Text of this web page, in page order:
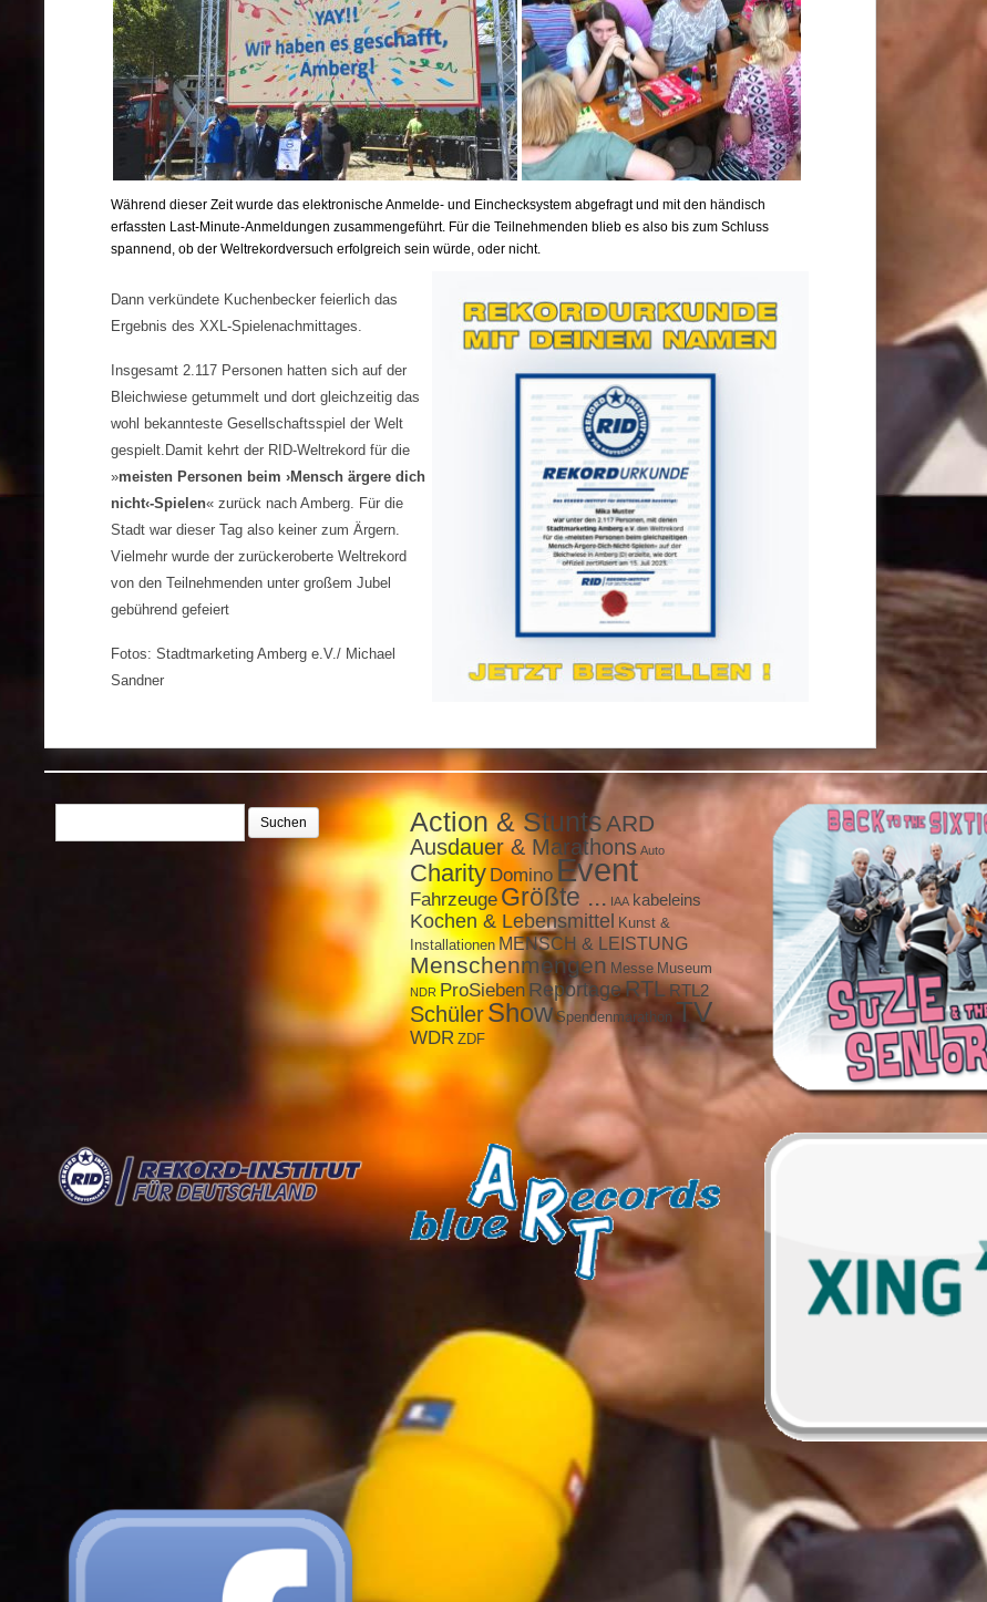
Während dieser Zeit wurde das elektronische Anmelde- und Einchecksystem abgefragt und mit den händisch
erfassten Last-Minute-Anmeldungen zusammengeführt. Für die Teilnehmenden blieb es also bis zum Schluss
spannend, ob der Weltrekordversuch erfolgreich sein würde, oder nicht.
Dann verkündete Kuchenbecker feierlich das
Ergebnis des XXL-Spielenachmittages.
Insgesamt 2.117 Personen hatten sich auf der
Bleichwiese getummelt und dort gleichzeitig das
wohl bekannteste Gesellschaftsspiel der Welt
gespielt.Damit kehrt der RID-Weltrekord für die
»meisten Personen beim ›Mensch ärgere dich
nicht‹-Spielen« zurück nach Amberg. Für die
Stadt war dieser Tag also keiner zum Ärgern.
Vielmehr wurde der zurückeroberte Weltrekord
von den Teilnehmenden unter großem Jubel
gebührend gefeiert
Fotos: Stadtmarketing Amberg e.V./ Michael
Sandner
Suchen
Action & StuntsARD
Ausdauer & Marathons Auto
Charity Domino Event
Fahrzeuge Größte ... IAA kabeleins
Kochen & Lebensmittel Kunst &
Installationen MENSCH & LEISTUNG
Menschenmengen Messe Museum
NDR ProSieben ReportageRTLRTL2
SchülerShow Spendenmarathon TV
WDR ZDF